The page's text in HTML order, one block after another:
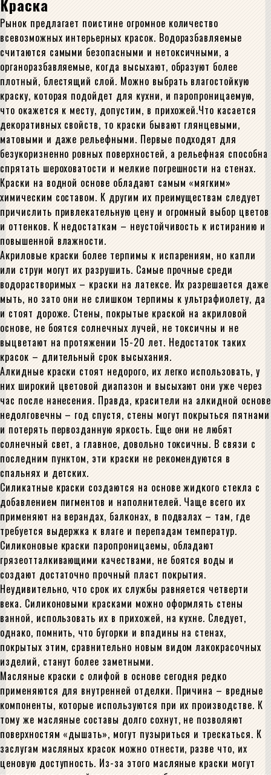
Краска
Рынок предлагает поистине огромное количество
всевозможных интерьерных красок. Водоразбавляемые
считаются самыми безопасными и нетоксичными, а
органоразбавляемые, когда высыхают, образуют более
плотный, блестящий слой. Можно выбрать влагостойкую
краску, которая подойдет для кухни, и паропроницаемую,
что окажется к месту, допустим, в прихожей.Что касается
декоративных свойств, то краски бывают глянцевыми,
матовыми и даже рельефными. Первые подходят для
безукоризненно ровных поверхностей, а рельефная способна
спрятать шероховатости и мелкие погрешности на стенах.
Краски на водной основе обладают самым «мягким»
химическим составом. К другим их преимуществам следует
причислить привлекательную цену и огромный выбор цветов
и оттенков. К недостаткам – неустойчивость к истиранию и
повышенной влажности.
Акриловые краски более терпимы к испарениям, но капли
или струи могут их разрушить. Самые прочные среди
водорастворимых – краски на латексе. Их разрешается даже
мыть, но зато они не слишком терпимы к ультрафиолету, да
и стоят дороже. Стены, покрытые краской на акриловой
основе, не боятся солнечных лучей, не токсичны и не
выцветают на протяжении 15-20 лет. Недостаток таких
красок – длительный срок высыхания.
Алкидные краски стоят недорого, их легко использовать, у
них широкий цветовой диапазон и высыхают они уже через
час после нанесения. Правда, красители на алкидной основе
недолговечны – год спустя, стены могут покрыться пятнами
и потерять первозданную яркость. Еще они не любят
солнечный свет, а главное, довольно токсичны. В связи с
последним пунктом, эти краски не рекомендуются в
спальнях и детских.
Силикатные краски создаются на основе жидкого стекла с
добавлением пигментов и наполнителей. Чаще всего их
применяют на верандах, балконах, в подвалах – там, где
требуется выдержка к влаге и перепадам температур.
Силиконовые краски паропроницаемы, обладают
грязеотталкивающими качествами, не боятся воды и
создают достаточно прочный пласт покрытия.
Неудивительно, что срок их службы равняется четверти
века. Силиконовыми красками можно оформлять стены
ванной, использовать их в прихожей, на кухне. Следует,
однако, помнить, что бугорки и впадины на стенах,
покрытых этим, сравнительно новым видом лакокрасочных
изделий, станут более заметными.
Масляные краски с олифой в основе сегодня редко
применяются для внутренней отделки. Причина – вредные
компоненты, которые используются при их производстве. К
тому же масляные составы долго сохнут, не позволяют
поверхностям «дышать», могут пузыриться и трескаться. К
заслугам масляных красок можно отнести, разве что, их
ценовую доступность. Из-за этого масляные краски могут